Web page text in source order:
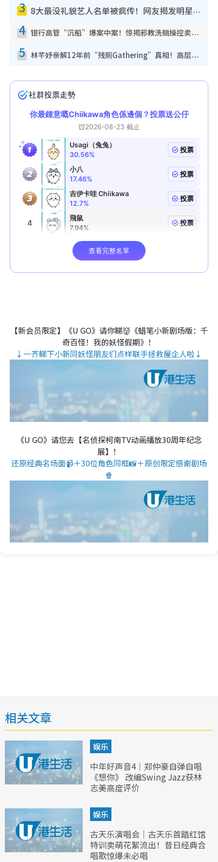
3 8大最没礼貌艺人名单被疯传！网友揭发明星真面目，一致数落这一位是无品天花板？
4 银行高管“沉船”爆案中案！惊揭邪教洗脑操控卖淫被吞600万，幕后黑手讲多错多
5 林芊妤亲解12年前“残厕Gathering”真相！高层解约一句话重创尊严，至今拒返TVB
【新会员限定】《U GO》请你睇👹《蜡笔小新剧场版：千
奇百怪！我的妖怪假期》！
↓一齐睇下小新同妖怪朋友们点样联手拯救屋企人啦↓
《U GO》请您去【名侦探柯南TV动画播放30周年纪念
展】！
还原经典名场面📹＋30位角色同框📸＋原创限定感谢剧场
🍿
相关文章
娱乐
中年好声音4｜郑仲豪自弹自唱
《想你》 改编Swing Jazz获林
志美高度评价
娱乐
古天乐演唱会｜古天乐首踏红馆
特训卖萌花絮流出！昔日经典合
唱歌惊爆未必唱